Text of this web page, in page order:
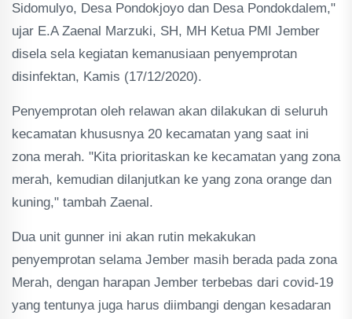
Sidomulyo, Desa Pondokjoyo dan Desa Pondokdalem,"
ujar E.A Zaenal Marzuki, SH, MH Ketua PMI Jember
disela sela kegiatan kemanusiaan penyemprotan
disinfektan, Kamis (17/12/2020).
Penyemprotan oleh relawan akan dilakukan di seluruh
kecamatan khususnya 20 kecamatan yang saat ini
zona merah. "Kita prioritaskan ke kecamatan yang zona
merah, kemudian dilanjutkan ke yang zona orange dan
kuning," tambah Zaenal.
Dua unit gunner ini akan rutin mekakukan
penyemprotan selama Jember masih berada pada zona
Merah, dengan harapan Jember terbebas dari covid-19
yang tentunya juga harus diimbangi dengan kesadaran